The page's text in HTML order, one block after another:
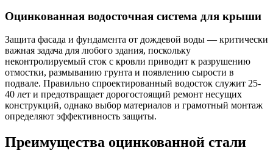
Оцинкованная водосточная система для крыши
Защита фасада и фундамента от дождевой воды — критически
важная задача для любого здания, поскольку
неконтролируемый сток с кровли приводит к разрушению
отмостки, размыванию грунта и появлению сырости в
подвале. Правильно спроектированный водосток служит 25-
40 лет и предотвращает дорогостоящий ремонт несущих
конструкций, однако выбор материалов и грамотный монтаж
определяют эффективность защиты.
Преимущества оцинкованной стали